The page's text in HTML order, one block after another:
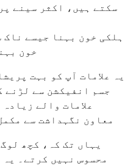
سکتے ہیں، اکثر سینے
ہلکی خون بہنا جیسے
خون
یہ علامات آپ کو بہت
جسم انفیکشن سے لڑنے
علامات والے
معاون نگہداشت سے
یہاں تک کہ، کچھ
محسوس نہیں کرتے۔